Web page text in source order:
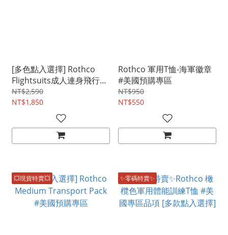
[多色點入選擇] Rothco
Flightsuits成人連身飛行服
#美國專區品項顏色
NT$2,590
NT$1,850
Rothco 軍用T恤-海軍徽章
#美國預購專區
NT$950
NT$550
💥現貨特賣💥 ✨零碼特賣✨